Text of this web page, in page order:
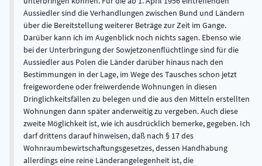
Aussiedler sind die Verhandlungen zwischen Bund und Ländern
über die Bereitstellung weiterer Beträge zur Zeit im Gange.
Darüber kann ich im Augenblick noch nichts sagen. Ebenso wie
bei der Unterbringung der Sowjetzonenflüchtlinge sind für die
Aussiedler aus Polen die Länder darüber hinaus nach den
Bestimmungen in der Lage, im Wege des Tausches schon jetzt
freigewordene oder freiwerdende Wohnungen in diesen
Dringlichkeitsfällen zu belegen und die aus den Mitteln erstellten
Wohnungen dann später anderweitig zu vergeben. Auch diese
zweite Möglichkeit ist, wie ich ausdrücklich bemerke, gegeben. Ich
darf drittens darauf hinweisen, daß nach § 17 des
Wohnraumbewirtschaftungsgesetzes, dessen Handhabung
allerdings eine reine Länderangelegenheit ist, die